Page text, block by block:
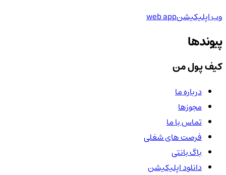
وب اپلیکیشنweb app
پیوندها
کیف پول من
درباره ما
مجوزها
تماس با ما
فرصت های شغلی
باگ بانتی
دانلود اپلیکیشن